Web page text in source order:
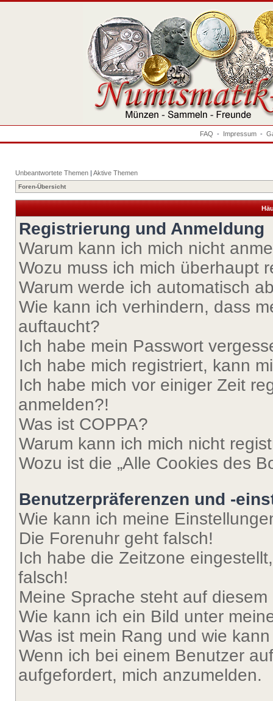
FAQ - Impressum -
Unbeantwortete Themen | Aktive Themen
Foren-Übersicht
Registrierung und Anmeldung
Warum kann ich mich nicht
Wozu muss ich mich überhaupt
Warum werde ich automatisch
Wie kann ich verhindern, dass
auftaucht?
Ich habe mein Passwort
Ich habe mich registriert, kann
Ich habe mich vor einiger Zeit
anmelden?!
Was ist COPPA?
Warum kann ich mich nicht
Wozu ist die „Alle Cookies des
Benutzerpräferenzen und -
Wie kann ich meine
Die Forenuhr geht falsch!
Ich habe die Zeitzone
falsch!
Meine Sprache steht auf
Wie kann ich ein Bild unter
Was ist mein Rang und wie
Wenn ich bei einem Benutzer
aufgefordert, mich anzumelden.